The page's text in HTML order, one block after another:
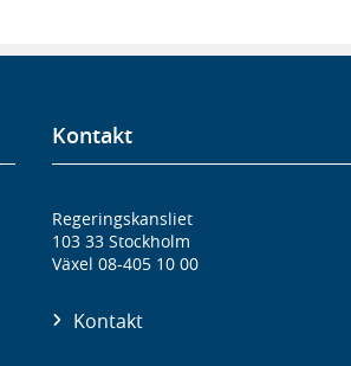
Kontakt
Regeringskansliet
103 33 Stockholm
Växel 08-405 10 00
Kontakt